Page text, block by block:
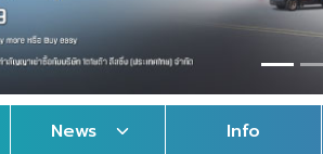
News Info